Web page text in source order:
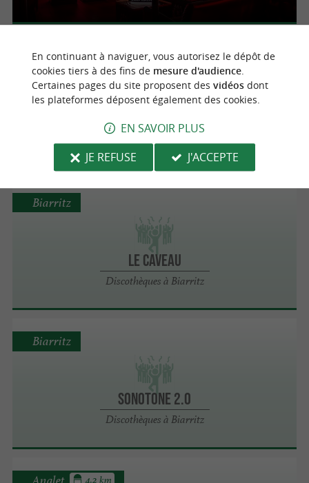
La Rhapsodie
Lieu de vie festif à Biarritz
Biarritz
LE CAVEAU
Discothèques à Biarritz
Biarritz
Sonotone 2.0
Discothèques à Biarritz
Biarritz
4.2 km
En continuant à naviguer, vous autorisez le dépôt de
cookies tiers à des fins de mesure d'audience.
Certaines pages du site proposent des vidéosdont
les plateformes déposent également des cookies.
EN SAVOIR PLUS
JE REFUSE
J'ACCEPTE